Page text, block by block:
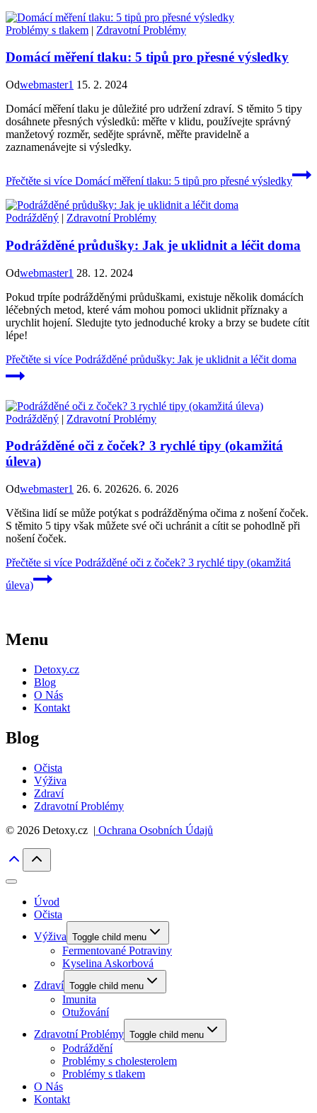
Problémy s tlakem | Zdravotní Problémy
Domácí měření tlaku: 5 tipů pro přesné výsledky
Odwebmaster1 15. 2. 2024
Domácí měření tlaku je důležité pro udržení zdraví. S těmito 5 tipy
dosáhnete přesných výsledků: měřte v klidu, používejte správný
manžetový rozměr, sedějte správně, měřte pravidelně a
zaznamenávejte si výsledky.
Přečtěte si více Domácí měření tlaku: 5 tipů pro přesné výsledky
Podrážděný | Zdravotní Problémy
Podrážděné průdušky: Jak je uklidnit a léčit doma
Odwebmaster1 28. 12. 2024
Pokud trpíte podrážděnými průduškami, existuje několik domácích
léčebných metod, které vám mohou pomoci uklidnit příznaky a
urychlit hojení. Sledujte tyto jednoduché kroky a brzy se budete cítit
lépe!
Přečtěte si více Podrážděné průdušky: Jak je uklidnit a léčit doma
Podrážděný | Zdravotní Problémy
Podrážděné oči z čoček? 3 rychlé tipy (okamžitá
úleva)
Odwebmaster1 26. 6. 202626. 6. 2026
Většina lidí se může potýkat s podrážděnýma očima z nošení čoček.
S těmito 5 tipy však můžete své oči uchránit a cítit se pohodlně při
nošení čoček.
Přečtěte si více Podrážděné oči z čoček? 3 rychlé tipy (okamžitá
úleva)
Menu
Detoxy.cz
Blog
O Nás
Kontakt
Blog
Očista
Výživa
Zdraví
Zdravotní Problémy
© 2026 Detoxy.cz | Ochrana Osobních Údajů
Úvod
Očista
Výživa Toggle child menu
Fermentované Potraviny
Kyselina Askorbová
Zdraví Toggle child menu
Imunita
Otužování
Zdravotní Problémy Toggle child menu
Podráždění
Problémy s cholesterolem
Problémy s tlakem
O Nás
Kontakt